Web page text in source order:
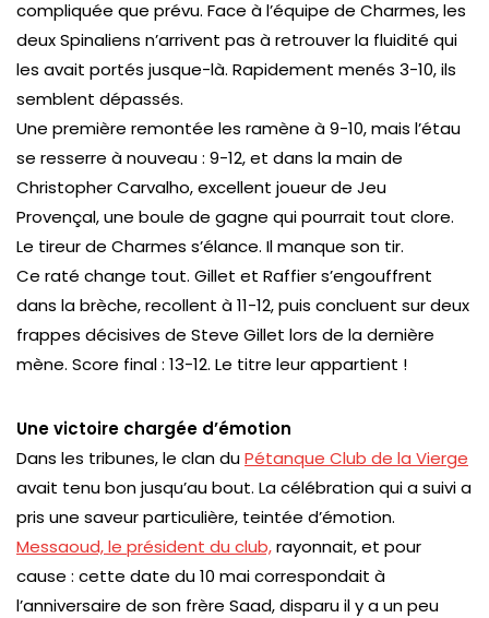
compliquée que prévu. Face à l’équipe de Charmes, les
deux Spinaliens n’arrivent pas à retrouver la fluidité qui
les avait portés jusque-là. Rapidement menés 3-10, ils
semblent dépassés.
Une première remontée les ramène à 9-10, mais l’étau
se resserre à nouveau : 9-12, et dans la main de
Christopher Carvalho, excellent joueur de Jeu
Provençal, une boule de gagne qui pourrait tout clore.
Le tireur de Charmes s’élance. Il manque son tir.
Ce raté change tout. Gillet et Raffier s’engouffrent
dans la brèche, recollent à 11-12, puis concluent sur deux
frappes décisives de Steve Gillet lors de la dernière
mène. Score final : 13-12. Le titre leur appartient !
Une victoire chargée d’émotion
Dans les tribunes, le clan duPétanque Club de la Vierge
avait tenu bon jusqu’au bout. La célébration qui a suivi a
pris une saveur particulière, teintée d’émotion.
Messaoud, le président du club,rayonnait, et pour
cause : cette date du 10 mai correspondait à
l’anniversaire de son frère Saad, disparu il y a un peu